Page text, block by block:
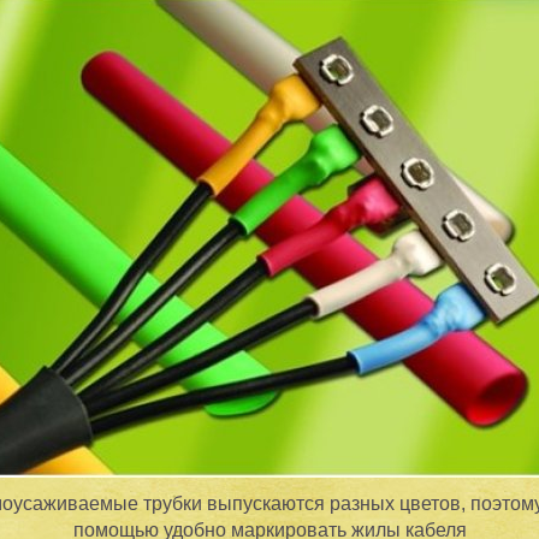
трубки выпускаются разных цветов,
помощью удобно маркировать жилы кабеля